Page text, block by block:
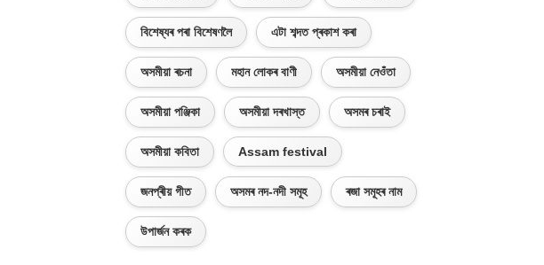
বিশেষ্যৰ পৰা বিশেষণলৈ এটা শব্দত প্ৰকাশ কৰা
অসমীয়া ৰচনা মহান লোকৰ বাণী অসমীয়া নেওঁতা
অসমীয়া পঞ্জিকা অসমীয়া দৰখাস্ত অসমৰ চৰাই
অসমীয়া কবিতা Assam festival
জনপ্ৰীয় গীত অসমৰ নদ-নদী সমূহ ৰজা সমূহৰ নাম
উপাৰ্জন কৰক